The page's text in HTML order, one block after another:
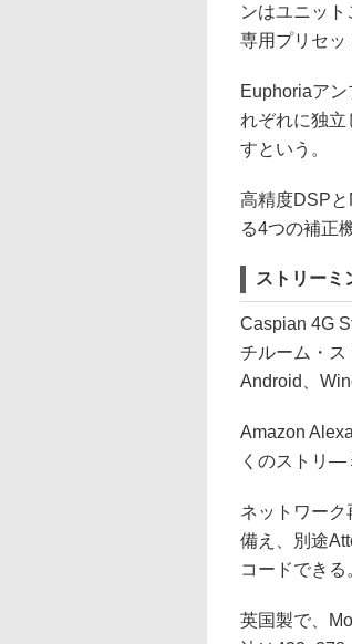
ンはユニッ
専用プリセッ
Euphoriaア
れぞれに独
すという。
高精度DSP
る4つの補正
ストリーミ
Caspian 4G
チルーム・ス
Android、
Amazon
くのストリ―
ネットワー
備え、別途
コードできる
英国製で、